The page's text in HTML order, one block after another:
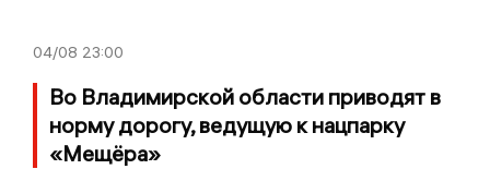
04/08 23:00
Во Владимирской области приводят в
норму дорогу, ведущую к нацпарку
«Мещёра»